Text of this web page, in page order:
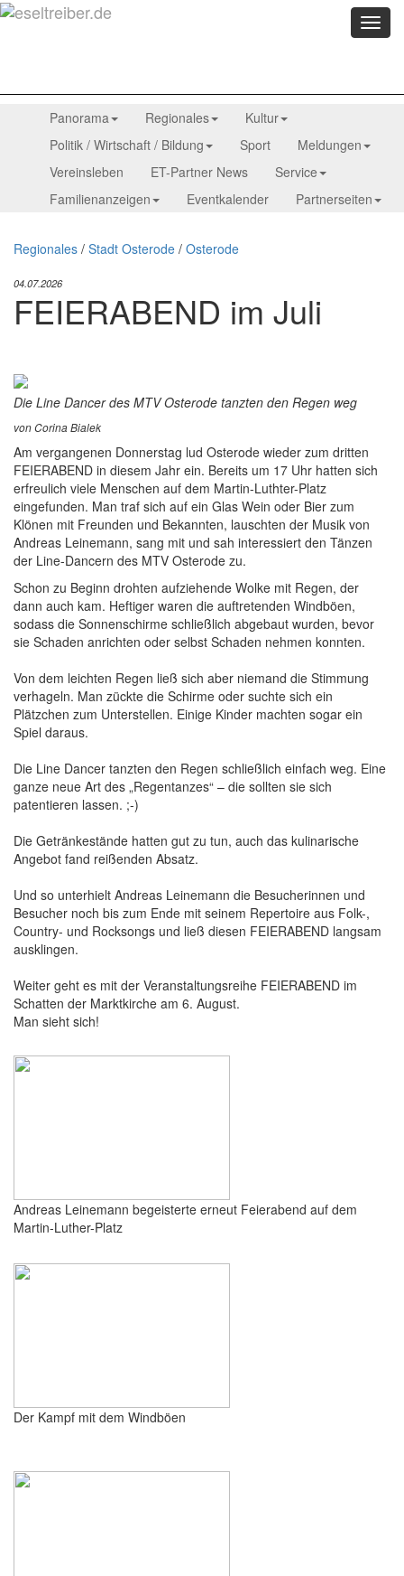
Menü
Panorama Regionales
Kultur
Politik / Wirtschaft / Bildung
Sport
Meldungen
Vereinsleben
ET-Partner News
Service
Familienanzeigen
Eventkalender Partnerseiten
Regionales / Stadt Osterode / Osterode
04.07.2026
FEIERABEND im Juli
Die Line Dancer des MTV Osterode tanzten den Regen weg
von Corina Bialek
Am vergangenen Donnerstag lud Osterode wieder zum dritten
FEIERABEND in diesem Jahr ein. Bereits um 17 Uhr hatten sich
erfreulich viele Menschen auf dem Martin-Luthter-Platz
eingefunden. Man traf sich auf ein Glas Wein oder Bier zum
Klönen mit Freunden und Bekannten, lauschten der Musik von
Andreas Leinemann, sang mit und sah interessiert den Tänzen
der Line-Dancern des MTV Osterode zu.
Schon zu Beginn drohten aufziehende Wolke mit Regen, der
dann auch kam. Heftiger waren die auftretenden Windböen,
sodass die Sonnenschirme schließlich abgebaut wurden, bevor
sie Schaden anrichten oder selbst Schaden nehmen konnten.
Von dem leichten Regen ließ sich aber niemand die Stimmung
verhageln. Man zückte die Schirme oder suchte sich ein
Plätzchen zum Unterstellen. Einige Kinder machten sogar ein
Spiel daraus.
Die Line Dancer tanzten den Regen schließlich einfach weg. Eine
ganze neue Art des „Regentanzes“ – die sollten sie sich
patentieren lassen. ;-)
Die Getränkestände hatten gut zu tun, auch das kulinarische
Angebot fand reißenden Absatz.
Und so unterhielt Andreas Leinemann die Besucherinnen und
Besucher noch bis zum Ende mit seinem Repertoire aus Folk-,
Country- und Rocksongs und ließ diesen FEIERABEND langsam
ausklingen.
Weiter geht es mit der Veranstaltungsreihe FEIERABEND im
Schatten der Marktkirche am 6. August.
Man sieht sich!
Andreas Leinemann begeisterte erneut Feierabend auf dem
Martin-Luther-Platz
Der Kampf mit dem Windböen